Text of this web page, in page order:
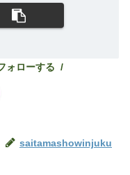
ローする
saitamashowinjuku